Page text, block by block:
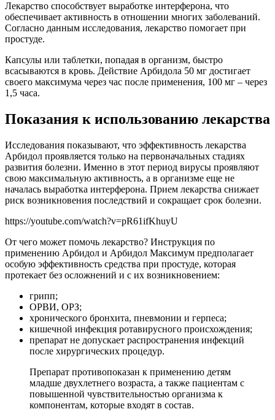
Лекарство способствует выработке интерферона, что
обеспечивает активность в отношении многих заболеваний.
Согласно данным исследования, лекарство помогает при
простуде.
Капсулы или таблетки, попадая в организм, быстро
всасываются в кровь. Действие Арбидола 50 мг достигает
своего максимума через час после применения, 100 мг – через
1,5 часа.
Показания к использованию лекарства
Исследования показывают, что эффективность лекарства
Арбидол проявляется только на первоначальных стадиях
развития болезни. Именно в этот период вирусы проявляют
свою максимальную активность, а в организме еще не
началась выработка интерферона. Прием лекарства снижает
риск возникновения последствий и сокращает срок болезни.
https://youtube.com/watch?v=pR61ifKhuyU
От чего может помочь лекарство? Инструкция по
применению Арбидол и Арбидол Максимум предполагает
особую эффективность средства при простуде, которая
протекает без осложнений и с их возникновением:
грипп;
ОРВИ, ОРЗ;
хронического бронхита, пневмонии и герпеса;
кишечной инфекция ротавирусного происхождения;
препарат не допускает распространения инфекций
после хирургических процедур.
Препарат противопоказан к применению детям
младше двухлетнего возраста, а также пациентам с
повышенной чувствительностью организма к
компонентам, которые входят в состав.